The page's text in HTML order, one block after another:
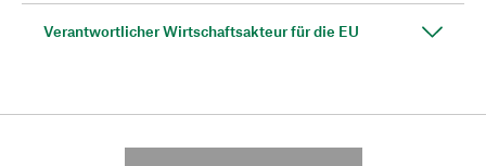
Verantwortlicher Wirtschaftsakteur für die EU